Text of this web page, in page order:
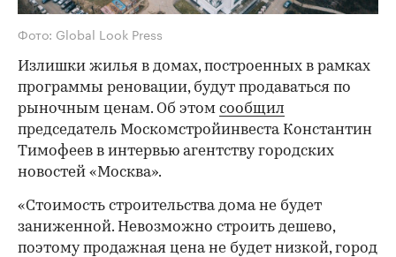
Фото: Global Look Press
Излишки жилья в домах, построенных в рамках
программы реновации, будут продаваться по
рыночным ценам. Об этом сообщил
председатель Москомстройинвеста Константин
Тимофеев в интервью агентству городских
новостей «Москва».
«Стоимость строительства дома не будет
заниженной. Невозможно строить дешево,
поэтому продажная цена не будет низкой, город